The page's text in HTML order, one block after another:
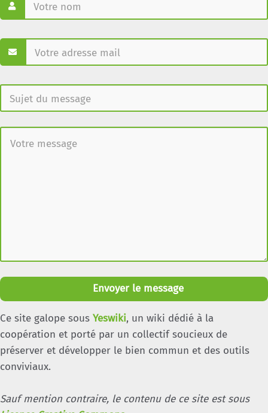
Envoyer le message
Ce site galope sous Yeswiki, un wiki dédié à la
coopération et porté par un collectif soucieux de
préserver et développer le bien commun et des outils
conviviaux.
Sauf mention contraire, le contenu de ce site est sous